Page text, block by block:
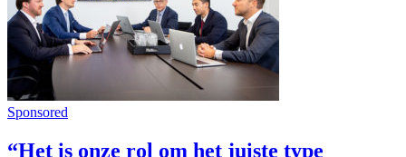
Sponsored
“Het is onze rol om het juiste type